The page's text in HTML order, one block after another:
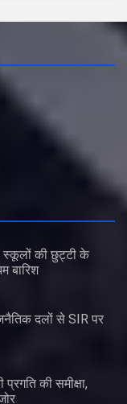
स्कूलों की छुट्टी के
बारिश
दलों से SIR पर
की समीक्षा,